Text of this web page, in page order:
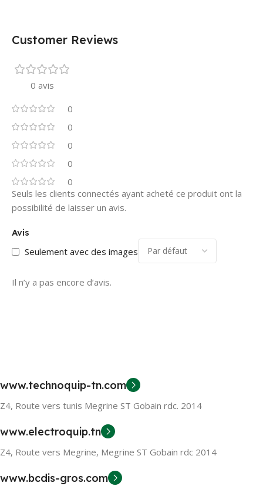
Customer Reviews
0 avis
0
0
0
0
0
Avis
Seulement avec des images
Il n’y a pas encore d’avis.
Seuls les clients connectés ayant acheté ce produit ont la
possibilité de laisser un avis.
www.technoquip-tn.com
Z4, Route vers tunis Megrine ST Gobain rdc. 2014
www.electroquip.tn
Z4, Route vers Megrine, Megrine ST Gobain rdc 2014
www.bcdis-gros.com